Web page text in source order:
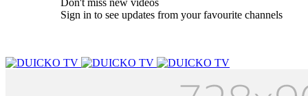
Sign in to see updates from your favourite channels